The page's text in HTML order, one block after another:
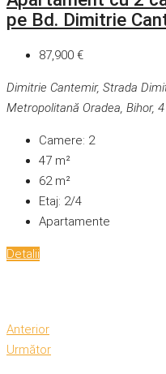
pe Bd. Dimitrie
87,900 €
Dimitrie Cantemir, Strada
Metropolitană Oradea, Bihor,
Camere: 2
47 m²
62m²
Etaj: 2/4
Apartamente
Detalii
Anterior
Următor